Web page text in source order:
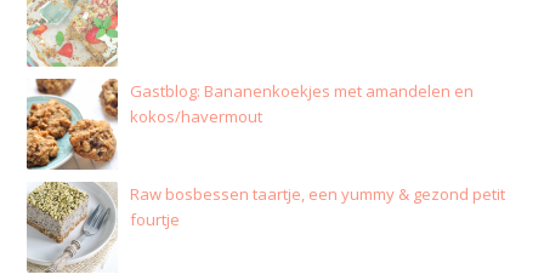
Gastblog: Bananenkoekjes met amandelen en
kokos/havermout
Raw bosbessen taartje, een yummy & gezond petit
fourtje